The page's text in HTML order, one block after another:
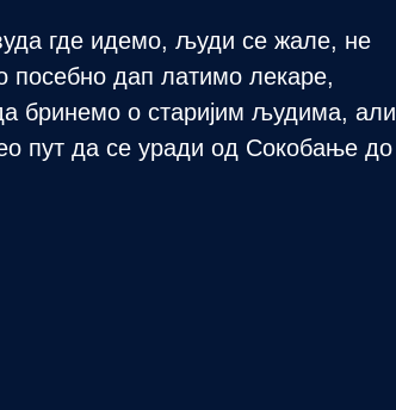
где идемо, људи се жале, не
дап латимо лекаре,
бринемо о старијим људима, али
пут да се уради од Сокобање до